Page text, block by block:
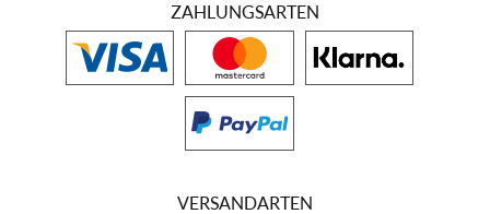
ZAHLUNGSARTEN
VERSANDARTEN